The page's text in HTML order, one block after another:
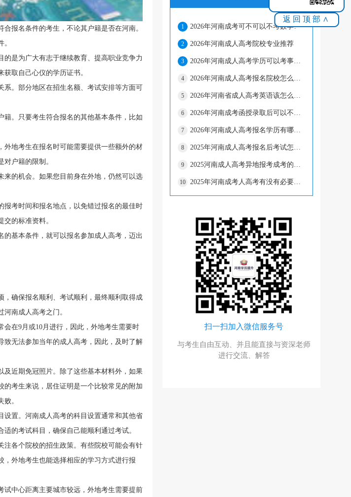
报名条件的考生，不论其户籍是否在河南。
是为广大有志于继续教育、提高职业竞争力
取自己心仪的学历证书。
。部分地区在招生名额、考试安排等方面可
。只要考生符合报名的其他基本条件，比如
外地考生在报名时可能需要提供一些额外的材
户籍的限制。
来的机会。如果您目前身在外地，仍然可以选
报考时间和报名地点，以免错过报名的最佳时
的标准资料。
基本条件，就可以报名参加成人高考，迈出
，确保报名顺利、考试顺利，最终顺利取得成
南成人高考之门。
在9月或10月进行，因此，外地考生需要时
致无法参加当年的成人高考，因此，及时了解
及近期免冠照片。除了这些基本材料外，如果
考生来说，居住证明是一个比较常见的附加
。
设置。河南成人高考的科目设置通常和其他省
的考试科目，确保自己能顺利通过考试。
注各个院校的招生政策。有些院校可能会有针
外地考生也能选择相应的学习方式进行报
试中心距离主要城市较远，外地考生需要提前
1 2026年河南成考可不可以不考数学?
2 2026年河南成人高考院校专业推荐
3 2026年河南成人高考学历可以考事业单位吗?
4 2026年河南成人高考报名院校怎么选择?
5 2026年河南省成人高考英语该怎么复习?
6 2026年河南成考函授录取后可以不去吗?
7 2026年河南成人高考报名学历有哪些要求?
8 2025年河南成人高考报名后考试怎么通过?
9 2025河南成人高考异地报考成考的手续有什么?
10 2025年河南成考人高考有没有必要拿学位证?
师
扫一扫加入微信咨询号
关注河南成人高考网微信公众号，回复“成
扫一扫加入微信服务号
与考生自由互动、并且能直接与资深老师
进行交流、解答
返回顶部∧